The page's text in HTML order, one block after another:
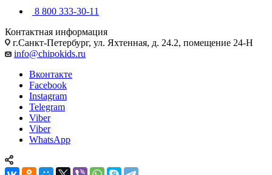
8 800 333-30-11
Контактная информация
г.Санкт-Петербург, ул. Яхтенная, д. 24.2, помещение 24-Н
info@chipokids.ru
Вконтакте
Facebook
Instagram
Telegram
Viber
Viber
WhatsApp